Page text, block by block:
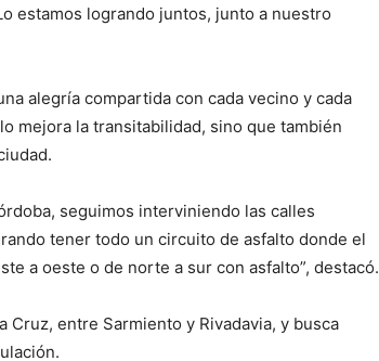
estamos logrando juntos, junto a nuestro
alegría compartida con cada vecino y cada
mejora la transitabilidad, sino que también
seguimos interviniendo las calles
tener todo un circuito de asfalto donde el
a oeste o de norte a sur con asfalto”, destacó.
Cruz, entre Sarmiento y Rivadavia, y busca